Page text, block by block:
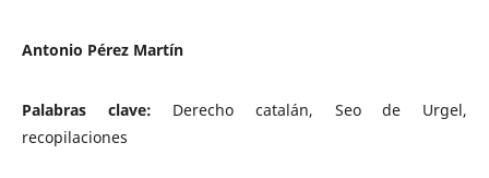
Antonio Pérez Martín
Palabras clave: Derecho catalán, Seo de Urgel,
recopilaciones